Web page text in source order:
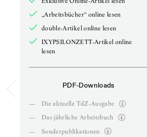
„Arbeitsbücher“ online lesen
double-Artikel online lesen
IXYPSILONZETT-Artikel online
lesen
PDF-Downloads
—
Die aktuelle TdZ-Ausgabe
—
Das jährliche Arbeitsbuch
—
Sonderpublikationen